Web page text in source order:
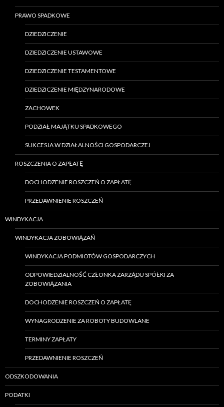
PRAWO SPADKOWE
DZIEDZICZENIE
DZIEDZICZENIE USTAWOWE
DZIEDZICZENIE TESTAMENTOWE
DZIEDZICZENIE MIĘDZYNARODOWE
ZACHOWEK
PODZIAŁ MAJĄTKU SPADKOWEGO
SUKCESJA W DZIAŁALNOŚCI GOSPODARCZEJ
ROSZCZENIA O ZAPŁATĘ
DOCHODZENIE ROSZCZEŃ O ZAPŁATĘ
PRZEDAWNIENIE ROSZCZEŃ
WINDYKACJA
WINDYKACJA ZOBOWIĄZAŃ
WINDYKACJA PODMIOTÓW GOSPODARCZYCH
ODPOWIEDZIALNOŚĆ CZŁONKA ZARZĄDU SPÓŁKI ZA
ZOBOWIĄZANIA
DOCHODZENIE ROSZCZEŃ O ZAPŁATĘ
WYNAGRODZENIE ZA ROBOTY BUDOWLANE
TERMINY ZAPŁATY
PRZEDAWNIENIE ROSZCZEŃ
ODSZKODOWANIA
PODATKI